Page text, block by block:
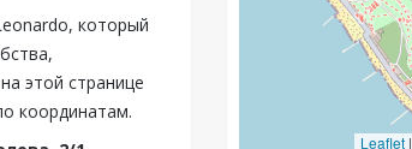
который
этой странице
координатам.
Leaflet |